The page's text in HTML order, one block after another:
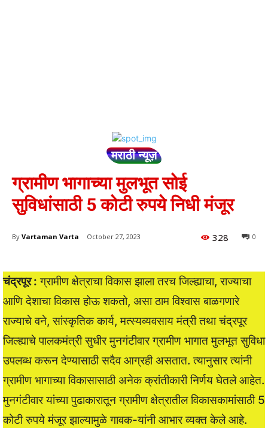
मराठी न्यूज़
ग्रामीण भागाच्या मुलभूत सोई
सुविधांसाठी 5 कोटी रुपये निधी मंजूर
By Vartaman Varta October 27, 2023 0
328
चंद्रपूर : ग्रामीण क्षेत्राचा विकास झाला तरच जिल्ह्याचा, राज्याचा
आणि देशाचा विकास होऊ शकतो, असा ठाम विश्वास बाळगणारे
राज्याचे वने, सांस्कृतिक कार्य, मत्स्यव्यवसाय मंत्री तथा चंद्रपूर
जिल्ह्याचे पालकमंत्री सुधीर मुनगंटीवार ग्रामीण भागात मुलभूत सुविधा
उपलब्ध करून देण्यासाठी सदैव आग्रही असतात. त्यानुसार त्यांनी
ग्रामीण भागाच्या विकासासाठी अनेक क्रांतीकारी निर्णय घेतले आहेत.
मुनगंटीवार यांच्या पुढाकारातून ग्रामीण क्षेत्रातील विकासकामांसाठी 5
कोटी रुपये मंजूर झाल्यामुळे गावक-यांनी आभार व्यक्त केले आहे.